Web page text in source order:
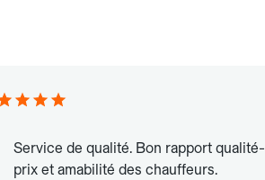
Service de qualité. Bon rapport qualité-
prix et amabilité des chauffeurs.